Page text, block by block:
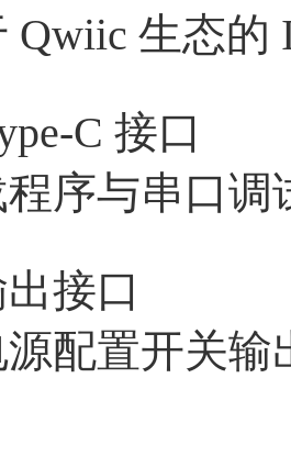
Qwiic 生态的
C 接口
序与串口调
接口
配置开关输